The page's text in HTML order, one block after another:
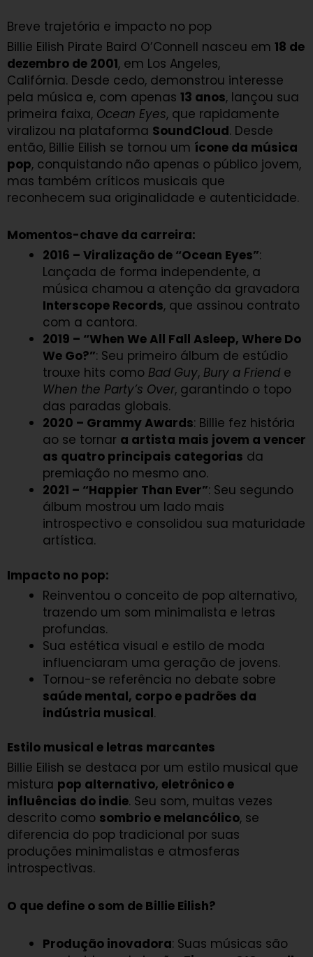
Breve trajetória e impacto no pop
Billie Eilish Pirate Baird O’Connell nasceu em 18 de
dezembro de 2001, em Los Angeles,
Califórnia. Desde cedo, demonstrou interesse
pela música e, com apenas 13 anos, lançou sua
primeira faixa, Ocean Eyes, que rapidamente
viralizou na plataforma SoundCloud. Desde
então, Billie Eilish se tornou um ícone da música
pop, conquistando não apenas o público jovem,
mas também críticos musicais que
reconhecem sua originalidade e autenticidade.
Momentos-chave da carreira:
2016 – Viralização de “Ocean Eyes”:
Lançada de forma independente, a
música chamou a atenção da gravadora
Interscope Records, que assinou contrato
com a cantora.
2019 – “When We All Fall Asleep, Where Do
We Go?”: Seu primeiro álbum de estúdio
trouxe hits como Bad Guy, Bury a Friende
When the Party’s Over, garantindo o topo
das paradas globais.
2020 – Grammy Awards: Billie fez história
ao se tornar a artista mais jovem a vencer
as quatro principais categorias da
premiação no mesmo ano.
2021 – “Happier Than Ever”: Seu segundo
álbum mostrou um lado mais
introspectivo e consolidou sua maturidade
artística.
Impacto no pop:
Reinventou o conceito de pop alternativo,
trazendo um som minimalista e letras
profundas.
Sua estética visual e estilo de moda
influenciaram uma geração de jovens.
Tornou-se referência no debate sobre
saúde mental, corpo e padrões da
indústria musical.
Estilo musical e letras marcantes
Billie Eilish se destaca por um estilo musical que
mistura pop alternativo, eletrônico e
influências do indie. Seu som, muitas vezes
descrito como sombrio e melancólico, se
diferencia do pop tradicional por suas
produções minimalistas e atmosferas
introspectivas.
O que define o som de Billie Eilish?
Produção inovadora: Suas músicas são